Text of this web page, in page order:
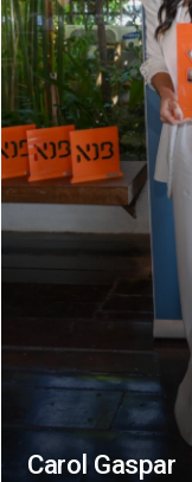
Carol Gaspar